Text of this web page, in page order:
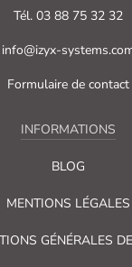
Tél. 03 88 75 32 32
info@izyx-
Formulaire de contact
INFORMATIONS
BLOG
MENTIONS LÉGALES
GÉNÉRALES